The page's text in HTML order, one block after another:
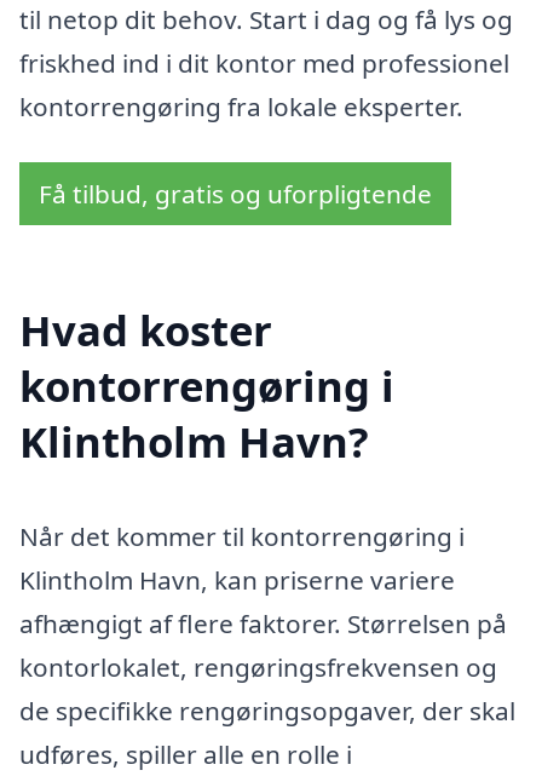
til netop dit behov. Start i dag og få lys og
friskhed ind i dit kontor med professionel
kontorrengøring fra lokale eksperter.
Få tilbud, gratis og uforpligtende
Hvad koster
kontorrengøring i
Klintholm Havn?
Når det kommer til kontorrengøring i
Klintholm Havn, kan priserne variere
afhængigt af flere faktorer. Størrelsen på
kontorlokalet, rengøringsfrekvensen og
de specifikke rengøringsopgaver, der skal
udføres, spiller alle en rolle i